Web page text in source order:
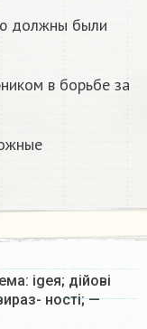
должны были
в борьбе за
igeя; дійові
ності; —